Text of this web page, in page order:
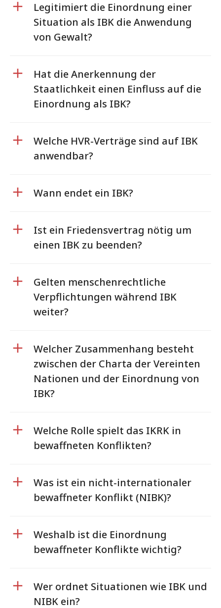
Legitimiert die Einordnung einer
Situation als IBK die Anwendung
von Gewalt?
Hat die Anerkennung der
Staatlichkeit einen Einfluss auf die
Einordnung als IBK?
Welche HVR-Verträge sind auf IBK
anwendbar?
Wann endet ein IBK?
Ist ein Friedensvertrag nötig um
einen IBK zu beenden?
Gelten menschenrechtliche
Verpflichtungen während IBK
weiter?
Welcher Zusammenhang besteht
zwischen der Charta der Vereinten
Nationen und der Einordnung von
IBK?
Welche Rolle spielt das IKRK in
bewaffneten Konflikten?
Was ist ein nicht-internationaler
bewaffneter Konflikt (NIBK)?
Weshalb ist die Einordnung
bewaffneter Konflikte wichtig?
Wer ordnet Situationen wie IBK und
NIBK ein?